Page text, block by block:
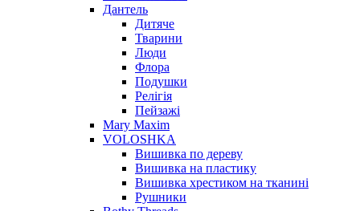
Дантель
Дитяче
Тварини
Люди
Флора
Подушки
Релігія
Пейзажі
Mary Maxim
VOLOSHKA
Вишивка по дереву
Вишивка на пластику
Вишивка хрестиком на тканині
Рушники